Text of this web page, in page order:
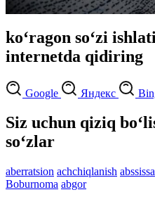
ko‘ragon so‘zi
internetda qidiring
Google Яндекс
Siz uchun qiziq
so‘zlar
aberratsion achchiqlanish abssissa
Boburnoma abgor